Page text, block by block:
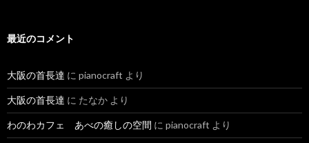
最近のコメント
大阪の首長達 に pianocraft より
大阪の首長達 に たなか より
わのわカフェ あべの癒しの空間 に pianocraft より